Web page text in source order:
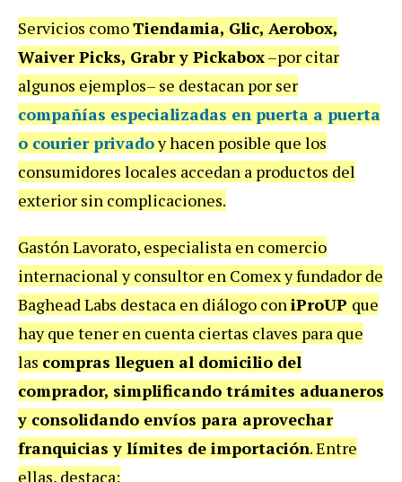
Servicios comoTiendamia, Glic, Aerobox,
Waiver Picks, Grabr y Pickabox–por citar
algunos ejemplos– se destacan por ser
compañías especializadas en puerta a puerta
o courier privadoy hacen posible que los
consumidores locales accedan a productos del
exterior sin complicaciones.
Gastón Lavorato, especialista en comercio
internacional y consultor en Comex y fundador de
Baghead Labs destaca en diálogo coniProUP que
hay que tener en cuenta ciertas claves para que
las compras lleguen al domicilio del
comprador, simplificando trámites aduaneros
y consolidando envíos para aprovechar
franquicias y límites de importación. Entre
ellas, destaca: